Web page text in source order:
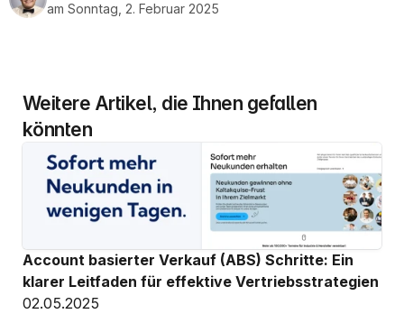
am Sonntag, 2. Februar 2025
Weitere Artikel, die Ihnen gefallen
könnten
Account basierter Verkauf (ABS) Schritte: Ein
klarer Leitfaden für effektive Vertriebsstrategien
02.05.2025